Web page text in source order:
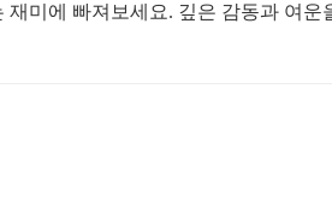
미에 빠져보세요. 깊은 감동과 여